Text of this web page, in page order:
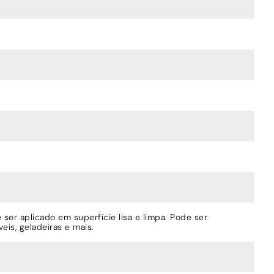
aplicado em superfície lisa e limpa. Pode ser
geladeiras e mais.